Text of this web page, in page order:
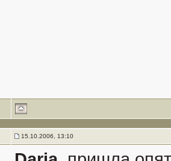
15.10.2006, 13:10